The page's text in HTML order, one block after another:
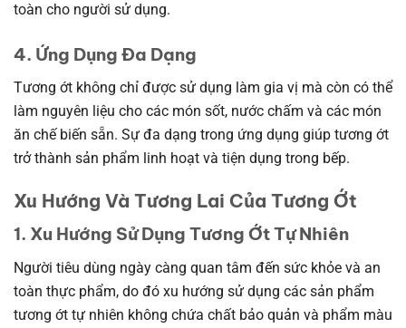
toàn cho người sử dụng.
4. Ứng Dụng Đa Dạng
Tương ớt không chỉ được sử dụng làm gia vị mà còn có thể
làm nguyên liệu cho các món sốt, nước chấm và các món
ăn chế biến sẵn. Sự đa dạng trong ứng dụng giúp tương ớt
trở thành sản phẩm linh hoạt và tiện dụng trong bếp.
Xu Hướng Và Tương Lai Của Tương Ớt
1. Xu Hướng Sử Dụng Tương Ớt Tự Nhiên
Người tiêu dùng ngày càng quan tâm đến sức khỏe và an
toàn thực phẩm, do đó xu hướng sử dụng các sản phẩm
tương ớt tự nhiên không chứa chất bảo quản và phẩm màu